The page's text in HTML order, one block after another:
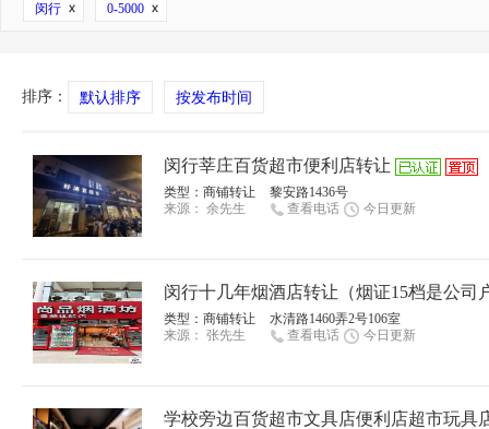
闵行 0-5000
排序： 默认排序 按发布时间
闵行莘庄百货超市便利店转让
类型： 商铺转让
黎安路1436号
来源： 余先生 查看电话 今日更新
闵行十几年烟酒店转让（烟证15档是公
类型： 商铺转让
水清路1460弄2号106室
来源： 张先生 查看电话 今日更新
学校旁边百货超市文具店便利店超市玩具